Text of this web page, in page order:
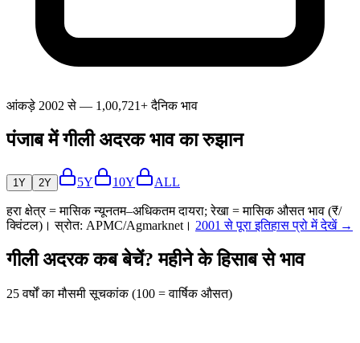
आंकड़े 2002 से — 1,00,721+ दैनिक भाव
पंजाब में गीली अदरक भाव का रुझान
1Y 2Y 5Y 10Y ALL
हरा क्षेत्र = मासिक न्यूनतम–अधिकतम दायरा; रेखा = मासिक औसत भाव (₹/
क्विंटल)। स्रोत: APMC/Agmarknet। 2001 से पूरा इतिहास प्रो में देखें →
गीली अदरक कब बेचें? महीने के हिसाब से भाव
25 वर्षों का मौसमी सूचकांक (100 = वार्षिक औसत)